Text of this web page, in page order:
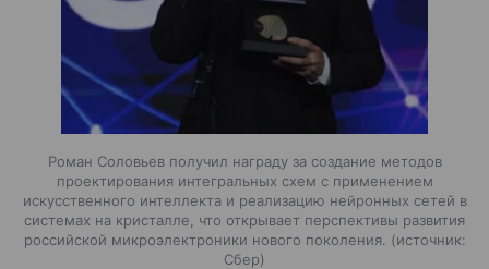
Роман Соловьев получил награду за создание методов
проектирования интегральных схем с применением
искусственного интеллекта и реализацию нейронных сетей в
системах на кристалле, что открывает перспективы развития
российской микроэлектроники нового поколения.
источник:
Сбер